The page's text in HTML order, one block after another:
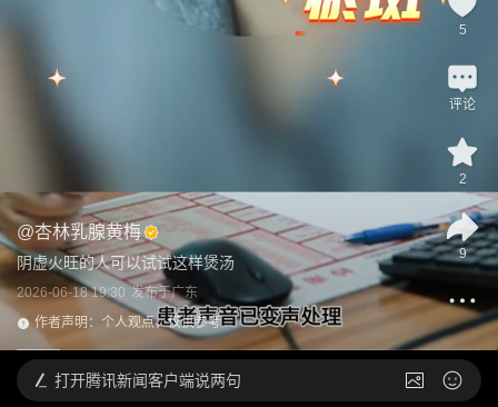
@杏林乳腺黄梅
阴虚火旺的人可以试试这样煲汤
2026-06-18 19:30 发布于广东
作者声明：个人观点，仅供参考
5
评论
2
9
打开腾讯新闻客户端说两句